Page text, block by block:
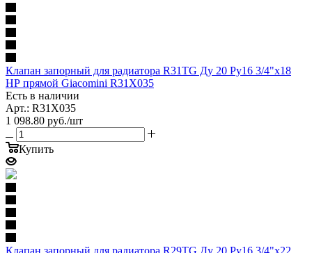
Клапан запорный для радиатора R31TG Ду 20 Ру16 3/4"x18
НР прямой Giacomini R31X035
Есть в наличии
Арт.: R31X035
1 098.80 руб./шт
Купить
Клапан запорный для радиатора R29TG Ду 20 Ру16 3/4"x22